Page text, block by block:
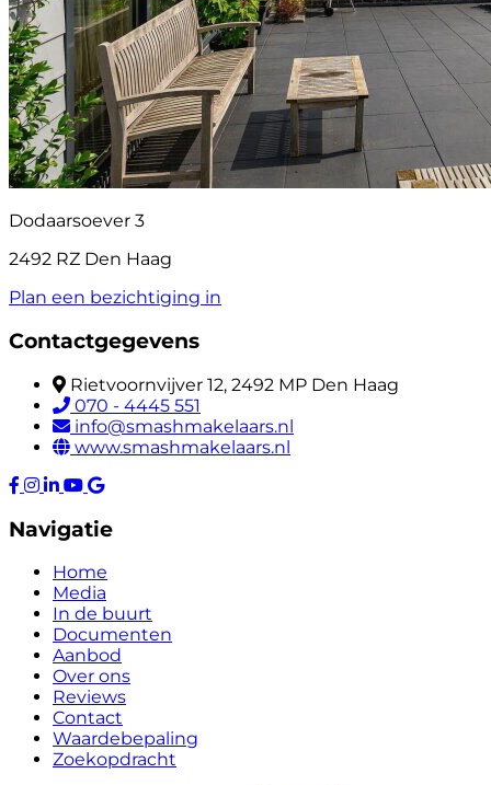
Dodaarsoever 3
2492 RZ Den Haag
Plan een bezichtiging in
Contactgegevens
Rietvoornvijver 12, 2492 MP Den Haag
070 - 4445 551
info@smashmakelaars.nl
www.smashmakelaars.nl
Navigatie
Home
Media
In de buurt
Documenten
Aanbod
Over ons
Reviews
Contact
Waardebepaling
Zoekopdracht